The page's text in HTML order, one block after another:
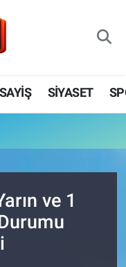
SİYASET
ve 1